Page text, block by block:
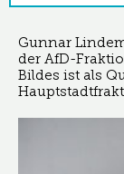
Gunnar
der AfD-
Bildes ist als